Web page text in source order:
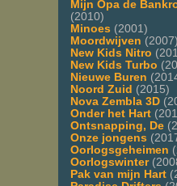
Mijn Opa de
(2010)
Minoes (2001)
Moordwijven (2007)
New Kids Nitro
New Kids Turbo
Nieuwe Buren
Noord Zuid (2015)
Nova Zembla 3D
Onder het Hart
Ontsnapping, De
Onze jongens
Oorlogsgeheimen
Oorlogswinter
Pak van mijn Hart